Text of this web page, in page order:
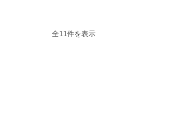
全11件を表示人